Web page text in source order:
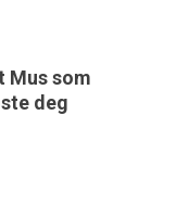
Mus som
deg